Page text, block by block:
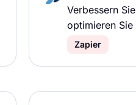
Verbessern
optimieren
Zapier